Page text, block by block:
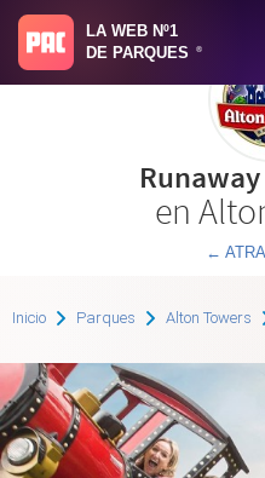
LA WEB Nº1
DE PARQUES
®
en
←
Inicio Parques Alton Towers